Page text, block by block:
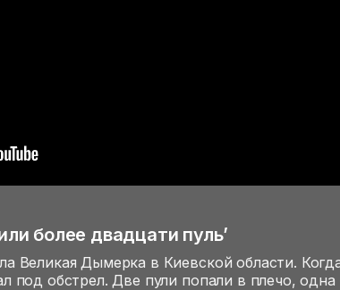
более двадцати пуль’
Великая Дымерка в Киевской области.
под обстрел. Две пули попали в плечо,